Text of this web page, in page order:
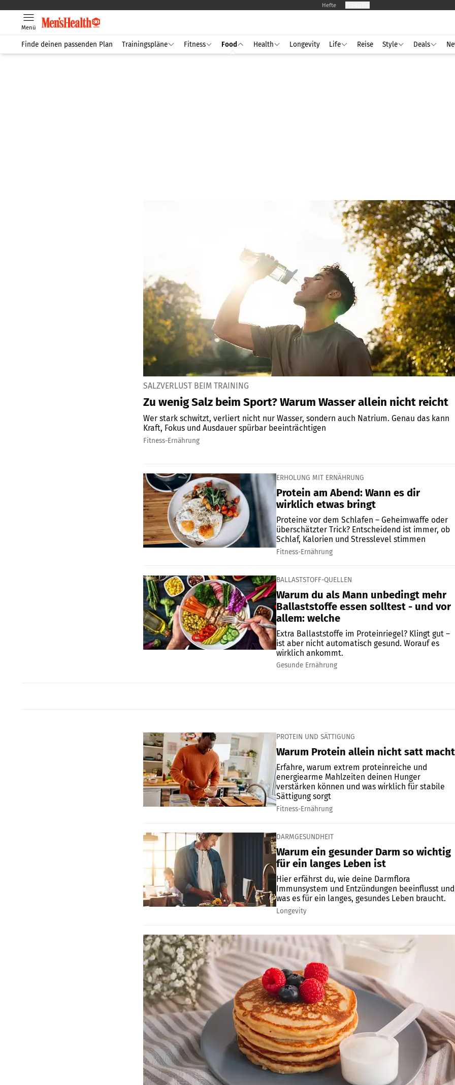
Hefte
Menü
Finde deinen passenden Plan Trainingspläne Fitness Food Health Longevity Life Reise Style Deals
SALZVERLUST BEIM TRAINING
Zu wenig Salz beim Sport? Warum Wasser allein nicht reicht
Wer stark schwitzt, verliert nicht nur Wasser, sondern auch Natrium. Genau das kann
Kraft, Fokus und Ausdauer spürbar beeinträchtigen
Fitness-Ernährung
ERHOLUNG MIT ERNÄHRUNG
Protein am Abend: Wann es dir
wirklich etwas bringt
Proteine vor dem Schlafen – Geheimwaffe oder
überschätzter Trick? Entscheidend ist immer, ob
Schlaf, Kalorien und Stresslevel stimmen
Fitness-Ernährung
BALLASTSTOFF-QUELLEN
Warum du als Mann unbedingt mehr
Ballaststoffe essen solltest - und vor
allem: welche
Extra Ballaststoffe im Proteinriegel? Klingt gut –
ist aber nicht automatisch gesund. Worauf es
wirklich ankommt.
Gesunde Ernährung
PROTEIN UND SÄTTIGUNG
Warum Protein allein nicht satt macht
Erfahre, warum extrem proteinreiche und
energiearme Mahlzeiten deinen Hunger
verstärken können und was wirklich für stabile
Sättigung sorgt
Fitness-Ernährung
DARMGESUNDHEIT
Warum ein gesunder Darm so wichtig
für ein langes Leben ist
Hier erfährst du, wie deine Darmflora
Immunsystem und Entzündungen beeinflusst und
was es für ein langes, gesundes Leben braucht.
Longevity